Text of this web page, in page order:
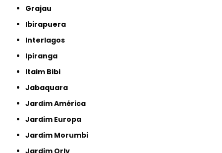
Grajau
Ibirapuera
Interlagos
Ipiranga
Itaim Bibi
Jabaquara
Jardim América
Jardim Europa
Jardim Morumbi
Jardim Orly